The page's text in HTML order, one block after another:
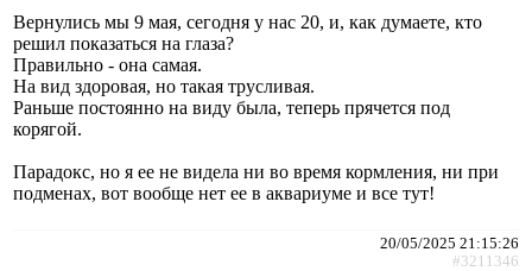
Вернулись мы 9 мая, сегодня у нас 20, и, как думаете, кто
решил показаться на глаза?
Правильно - она самая.
На вид здоровая, но такая трусливая.
Раньше постоянно на виду была, теперь прячется под
корягой.
Парадокс, но я ее не видела ни во время кормления, ни при
подменах, вот вообще нет ее в аквариуме и все тут!
20/05/2025 21:15:26
#3211346